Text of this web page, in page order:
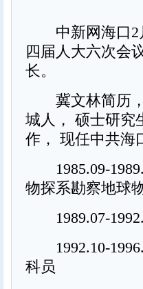
中新网海口2
四届人大六次会
长。
冀文林简历，
城人， 硕士研究
作， 现任中共海
1985.09-
物探系勘察地球
1989.07-
1992.10-
科员